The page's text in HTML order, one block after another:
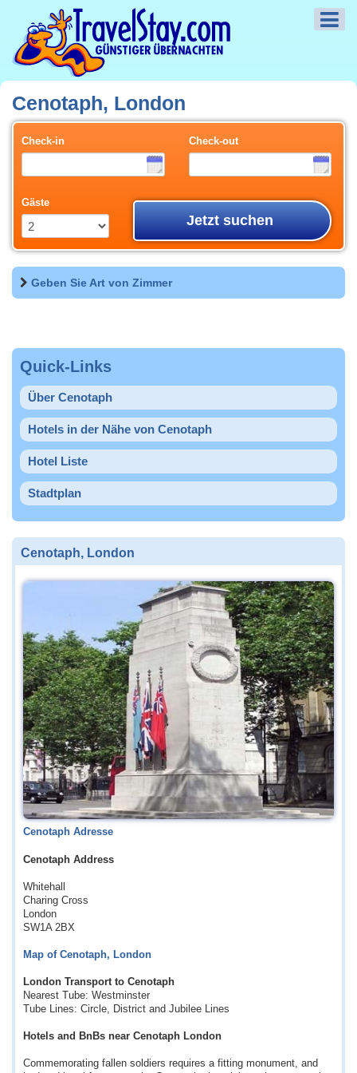
Cenotaph, London
Check-in Check-out
Gäste
Jetzt suchen
Geben Sie Art von Zimmer
Quick-Links
Über Cenotaph
Hotels in der Nähe von Cenotaph
Hotel Liste
Stadtplan
Cenotaph, London
Cenotaph Adresse
Cenotaph Address
Whitehall
Charing Cross
London
SW1A 2BX
Map of Cenotaph, London
London Transport to Cenotaph
Nearest Tube: Westminster
Tube Lines: Circle, District and Jubilee Lines
Hotels and BnBs near Cenotaph London
Commemorating fallen soldiers requires a fitting monument, and